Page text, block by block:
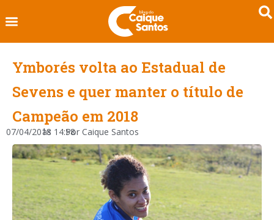
Ymborés volta ao Estadual de
Sevens e quer manter o título de
Campeão em 2018
07/04/2018
às 14:58
Por Caique Santos